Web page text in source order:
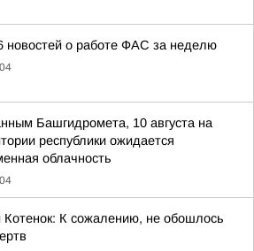
новостей о работе ФАС за неделю
Башгидромета, 10 августа на
республики ожидается
облачность
К сожалению, не обошлось